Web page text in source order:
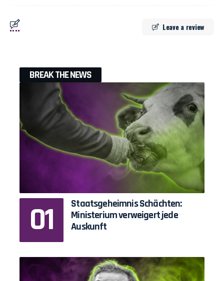
Leave a review
BREAK THE NEWS
Staatsgeheimnis Schächten:
Ministerium verweigert jede
Auskunft